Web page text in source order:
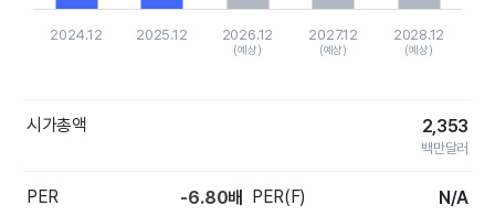
2024.12 2025.12 2026.12
(예상)
2027.12
(예상)
2028.12
(예상)
시가총액 2,353
백만달러
PER -6.80배 PER(F) N/A